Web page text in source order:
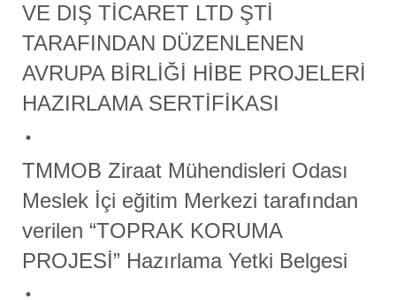
VE DIŞ TİCARET LTD ŞTİ
TARAFINDAN DÜZENLENEN
AVRUPA BİRLİĞİ HİBE PROJELERİ
HAZIRLAMA SERTİFİKASI
TMMOB Ziraat Mühendisleri Odası
Meslek İçi eğitim Merkezi tarafından
verilen “TOPRAK KORUMA
PROJESİ” Hazırlama Yetki Belgesi